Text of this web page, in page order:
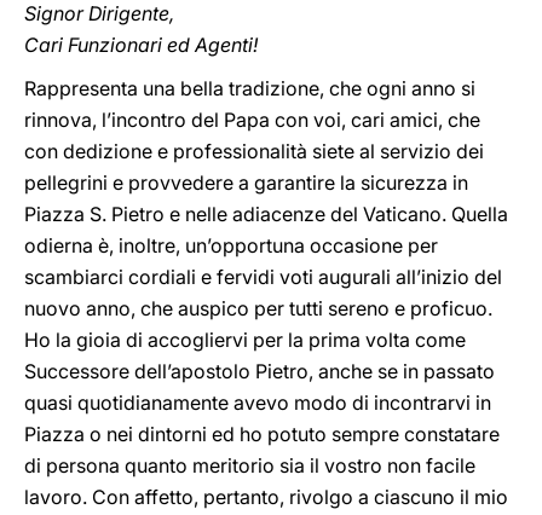
Signor Dirigente,
Cari Funzionari ed Agenti!
Rappresenta una bella tradizione, che ogni anno si
rinnova, l’incontro del Papa con voi, cari amici, che
con dedizione e professionalità siete al servizio dei
pellegrini e provvedere a garantire la sicurezza in
Piazza S. Pietro e nelle adiacenze del Vaticano. Quella
odierna è, inoltre, un’opportuna occasione per
scambiarci cordiali e fervidi voti augurali all’inizio del
nuovo anno, che auspico per tutti sereno e proficuo.
Ho la gioia di accogliervi per la prima volta come
Successore dell’apostolo Pietro, anche se in passato
quasi quotidianamente avevo modo di incontrarvi in
Piazza o nei dintorni ed ho potuto sempre constatare
di persona quanto meritorio sia il vostro non facile
lavoro. Con affetto, pertanto, rivolgo a ciascuno il mio